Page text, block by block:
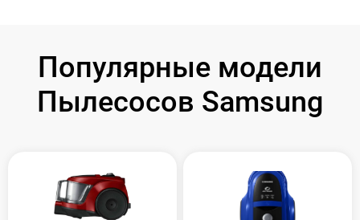
Популярные модели
Пылесосов Samsung